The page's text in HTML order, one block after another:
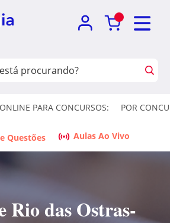
PARA CONCURSOS: POR
Questões Aulas Ao Vivo
Rio das Ostras-